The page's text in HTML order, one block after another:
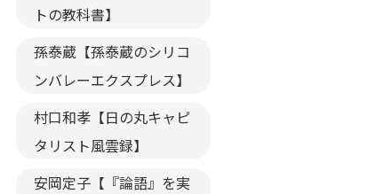
トの教科書】
孫泰蔵【孫泰蔵のシリコ
ンバレーエクスプレス】
村口和孝【日の丸キャピ
タリスト風雲録】
安岡定子【『論語』を実